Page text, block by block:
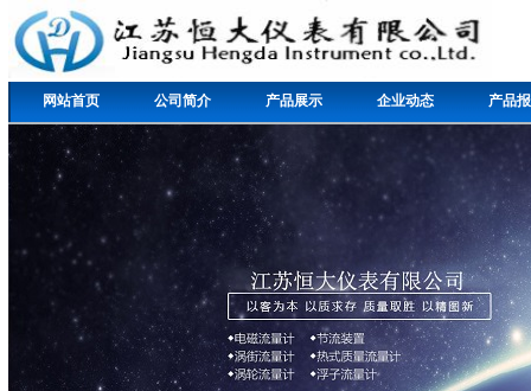
网站首页 公司简介 产品展示 企业动态 产品